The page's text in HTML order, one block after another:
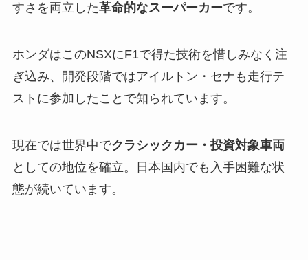
すさを両立した革命的なスーパーカーです。
ホンダはこのNSXにF1で得た技術を惜しみなく注
ぎ込み、開発段階ではアイルトン・セナも走行テ
ストに参加したことで知られています。
現在では世界中でクラシックカー・投資対象車両
としての地位を確立。日本国内でも入手困難な状
態が続いています。